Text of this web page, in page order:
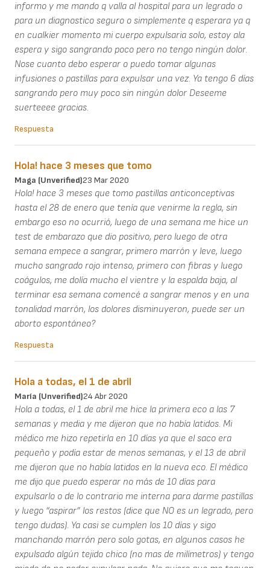
informo y me mando q valla al hospital para un legrado o
para un diagnostico seguro o simplemente q esperara ya q
en cualkier momento mi cuerpo expulsaria solo, estoy ala
espera y sigo sangrando poco pero no tengo ningún dolor.
Nose cuanto debo esperar o puedo tomar algunas
infusiones o pastillas para expulsar una vez. Ya tengo 6 días
sangrando pero muy poco sin ningún dolor Deseeme
suerteeee gracias.
Respuesta
Hola! hace 3 meses que tomo
Maga (unverified)23 Mar 2020
Hola! hace 3 meses que tomo pastillas anticonceptivas
hasta el 28 de enero que tenía que venirme la regla, sin
embargo eso no ocurrió, luego de una semana me hice un
test de embarazo que dio positivo, pero luego de otra
semana empece a sangrar, primero marrón y leve, luego
mucho sangrado rojo intenso, primero con fibras y luego
coágulos, me dolía mucho el vientre y la espalda baja, al
terminar esa semana comencé a sangrar menos y en una
tonalidad marrón, los dolores disminuyeron, puede ser un
aborto espontáneo?
Respuesta
Hola a todas, el 1 de abril
María (unverified)24 Abr 2020
Hola a todas, el 1 de abril me hice la primera eco a las 7
semanas y media y me dijeron que no había latidos. Mi
médico me hizo repetirla en 10 días ya que el saco era
pequeño y podía estar de menos semanas, y el 13 de abril
me dijeron que no había latidos en la nueva eco. El médico
me dijo que puedo esperar no más de 10 días para
expulsarlo o de lo contrario me interna para darme pastillas
y luego “aspirar” los restos (dice que NO es un legrado, pero
tengo dudas). Ya casi se cumplen los 10 días y sigo
manchando marrón pero solo gotas, en algunos casos he
expulsado algún tejido chico (no mas de milímetros) y tengo